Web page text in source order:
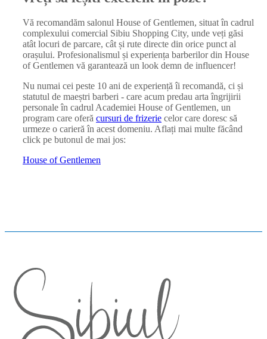
Vă recomandăm salonul House of Gentlemen, situat în cadrul
complexului comercial Sibiu Shopping City, unde veți găsi
atât locuri de parcare, cât și rute directe din orice punct al
orașului. Profesionalismul și experiența barberilor din House
of Gentlemen vă garantează un look demn de influencer!
Nu numai cei peste 10 ani de experiență îi recomandă, ci și
statutul de maeștri barberi - care acum predau arta îngrijirii
personale în cadrul Academiei House of Gentlemen, un
program care oferă cursuri de frizerie celor care doresc să
urmeze o carieră în acest domeniu. Aflați mai multe făcând
click pe butonul de mai jos:
House of Gentlemen